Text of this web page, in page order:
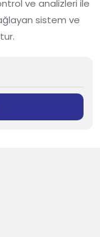
ve analizleri ile
sistem ve